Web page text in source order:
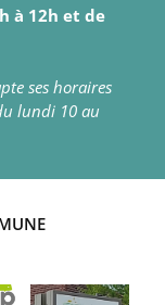
à 12h et de
ses horaires
lundi 10 au